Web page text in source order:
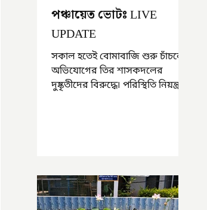
পঞ্চায়েত ভোটঃ LIVE
UPDATE
সকাল হতেই বোমাবাজি শুরু চাঁচলে৷
অভিযোগের তির শাসকদলের
দুষ্কৃতীদের বিরুদ্ধে৷ পরিস্থিতি নিয়ন্ত্রণে